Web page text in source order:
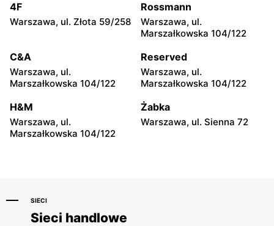
Sinsay Sinsay
Sochaczew, ul.
Sinsay
Wyszków, ul. Gen. Józefa
Sinsay
Płońsk, ul. Żołnierzy
Sinsay
Ciechanów, ul.
Sinsay
4F
Warszawa, ul. Złota 59/258
Rossmann
Warszawa, ul.
Marszałkowska 104/122
C&A
Warszawa, ul.
Marszałkowska 104/122
Reserved
Warszawa, ul.
Marszałkowska 104/122
H&M
Warszawa, ul.
Marszałkowska 104/122
Żabka
Warszawa, ul. Sienna 72
SIECI
Sieci handlowe